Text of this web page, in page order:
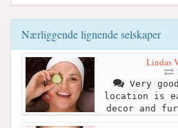
Nærliggende lignende selskaper
Lindas
Very
location is
decor and